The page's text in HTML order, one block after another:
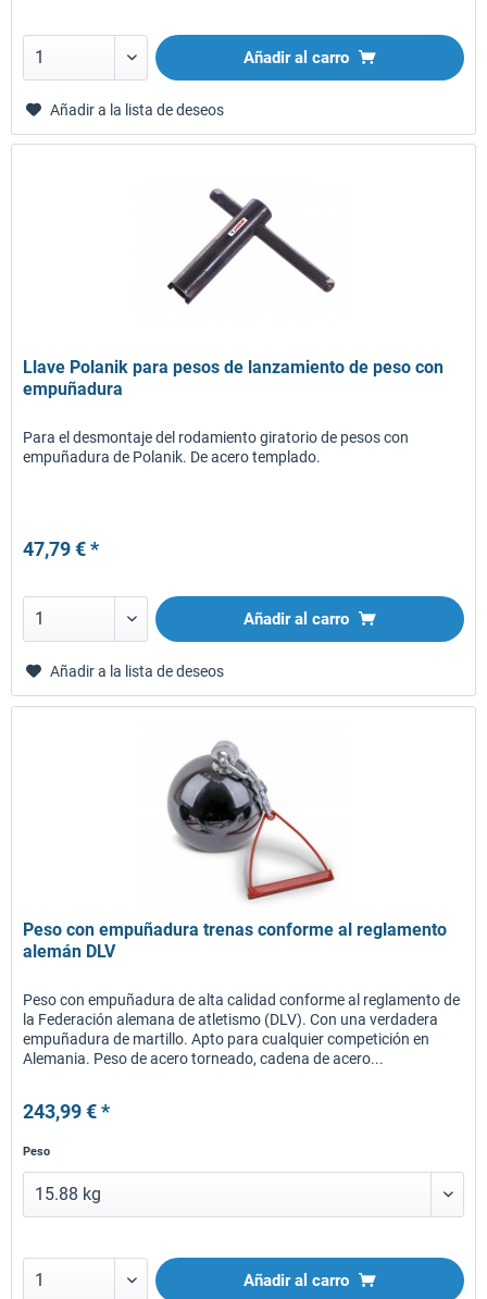
Añadir al carro
Añadir a la lista de deseos
Llave Polanik para pesos de lanzamiento de peso con
empuñadura
Para el desmontaje del rodamiento giratorio de pesos con
empuñadura de Polanik. De acero templado.
47,79 € *
Añadir al carro
Añadir a la lista de deseos
Peso con empuñadura trenas conforme al reglamento
alemán DLV
Peso con empuñadura de alta calidad conforme al reglamento de
la Federación alemana de atletismo (DLV). Con una verdadera
empuñadura de martillo. Apto para cualquier competición en
Alemania. Peso de acero torneado, cadena de acero...
243,99 € *
Peso
Añadir al carro